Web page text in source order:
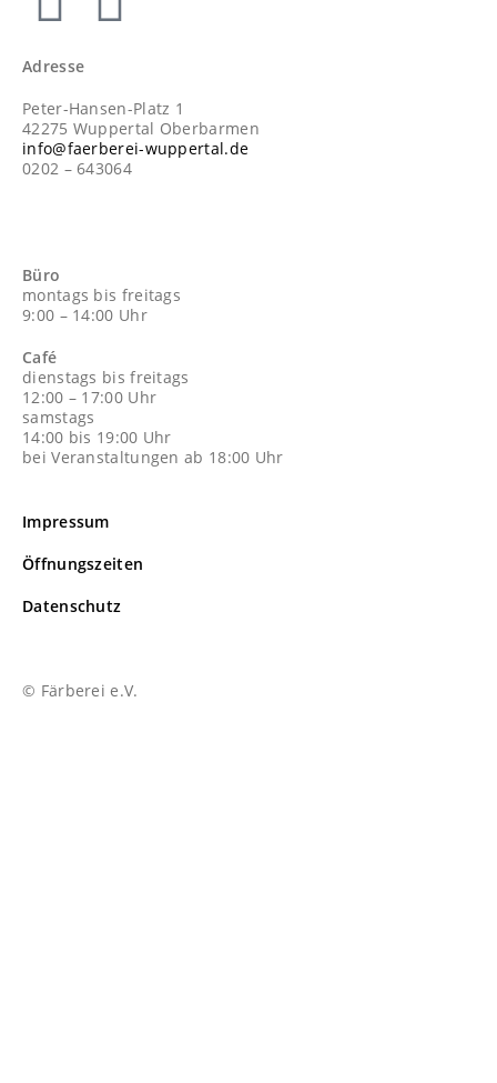
Adresse
Peter-Hansen-Platz 1
42275 Wuppertal Oberbarmen
info@faerberei-wuppertal.de
0202 – 643064
Büro
montags bis freitags
9:00 – 14:00 Uhr
Café
dienstags bis freitags
12:00 – 17:00 Uhr
samstags
14:00 bis 19:00 Uhr
bei Veranstaltungen ab 18:00 Uhr
Impressum
Öffnungszeiten
Datenschutz
© Färberei e.V.